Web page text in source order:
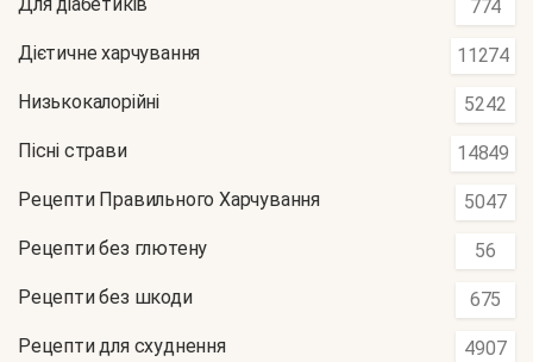
774
Дієтичне харчування 11274
Низькокалорійні 5242
Пісні страви 14849
Рецепти Правильного Харчування 5047
Рецепти без глютену 56
Рецепти без шкоди 675
Рецепти для схуднення 4907